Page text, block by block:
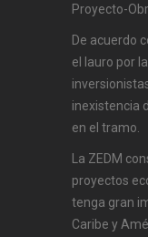
Proyecto-
De acuerdo
el lauro por
inexistencia
en el tramo.
La ZEDM
proyectos
tenga gran
Caribe y